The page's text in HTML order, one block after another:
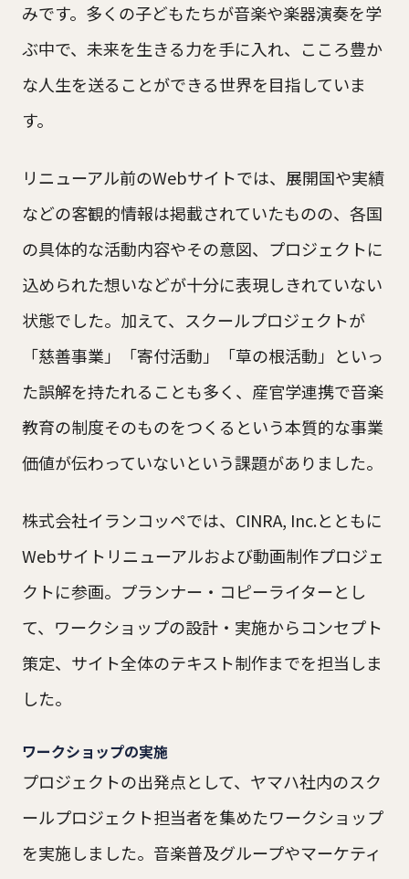
みです。多くの子どもたちが音楽や楽器演奏を学
ぶ中で、未来を生きる力を手に入れ、こころ豊か
な人生を送ることができる世界を目指していま
す。
リニューアル前のWebサイトでは、展開国や実績
などの客観的情報は掲載されていたものの、各国
の具体的な活動内容やその意図、プロジェクトに
込められた想いなどが十分に表現しきれていない
状態でした。加えて、スクールプロジェクトが
「慈善事業」「寄付活動」「草の根活動」といっ
た誤解を持たれることも多く、産官学連携で音楽
教育の制度そのものをつくるという本質的な事業
価値が伝わっていないという課題がありました。
株式会社イランコッペでは、CINRA, Inc.とともに
Webサイトリニューアルおよび動画制作プロジェ
クトに参画。プランナー・コピーライターとし
て、ワークショップの設計・実施からコンセプト
策定、サイト全体のテキスト制作までを担当しま
した。
ワークショップの実施
プロジェクトの出発点として、ヤマハ社内のスク
ールプロジェクト担当者を集めたワークショップ
を実施しました。音楽普及グループやマーケティ